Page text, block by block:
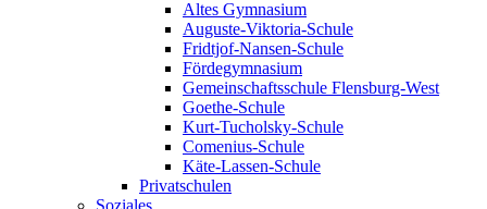
Altes Gymnasium
Auguste-Viktoria-Schule
Fridtjof-Nansen-Schule
Fördegymnasium
Gemeinschaftsschule Flensburg-West
Goethe-Schule
Kurt-Tucholsky-Schule
Comenius-Schule
Käte-Lassen-Schule
Privatschulen
Soziales